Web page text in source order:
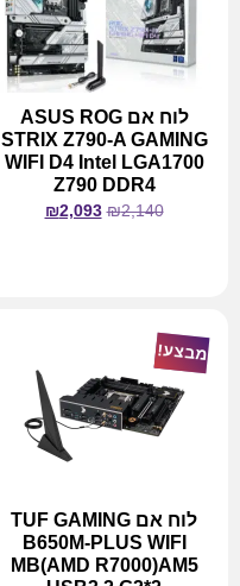
לוח אם ASUS ROG
STRIX Z790-A GAMING
WIFI D4 Intel LGA1700
Z790 DDR4
₪2,140
₪2,093
מבצע!
לוח אם TUF GAMING
B650M-PLUS WIFI
MB(AMD R7000)AM5